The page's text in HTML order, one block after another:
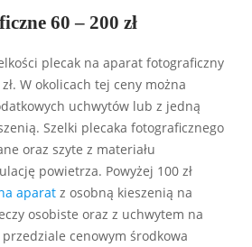
60 – 200 zł
plecak na aparat fotograficzny
W okolicach tej ceny można
uchwytów lub z jedną
Szelki plecaka fotograficznego
oraz szyte z materiału
powietrza. Powyżej 100 zł
aparat z osobną kieszenią na
osobiste oraz z uchwytem na
cenowym środkowa